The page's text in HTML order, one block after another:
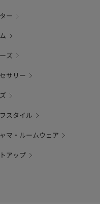
ー
ズ
サリー
スタイル
マ・ルームウェア
アップ